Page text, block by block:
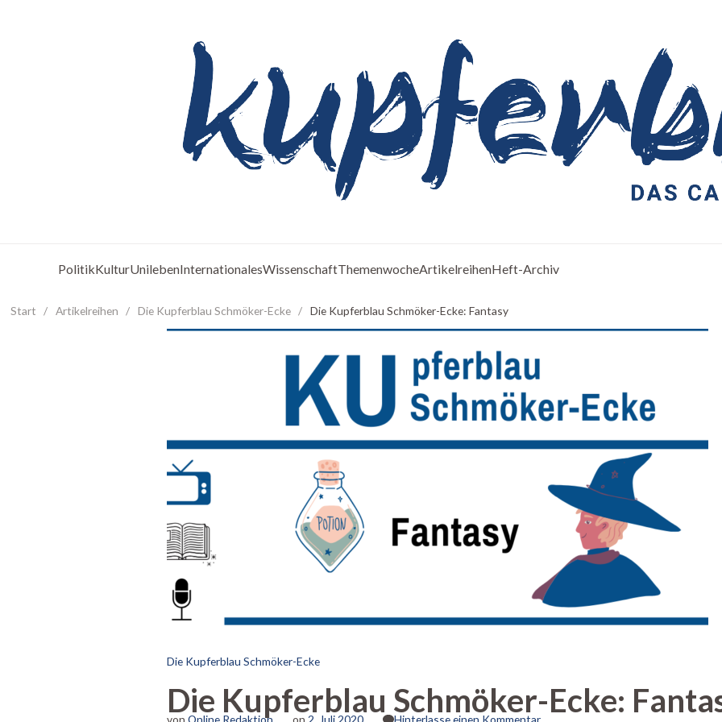
PolitikKulturUnilebenInternationalesWissenschaftThemenwocheArtikelreihenHeft-Archiv
Start / Artikelreihen / Die Kupferblau Schmöker-Ecke / Die Kupferblau Schmöker-Ecke: Fantasy
Die Kupferblau Schmöker-Ecke
Die Kupferblau Schmöker-Ecke:
von Online Redaktion on 2. Juli 2020 Hinterlasse einen Kommentarzu